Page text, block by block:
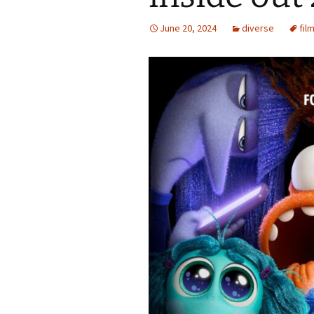
June 20, 2024 diverse film